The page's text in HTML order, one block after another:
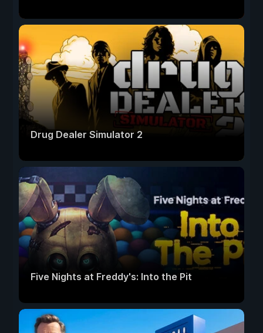
Drug Dealer Simulator 2
Five Nights at Freddy's: Into the Pit